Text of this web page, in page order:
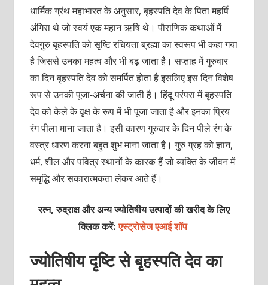
धार्मिक ग्रंथ महाभारत के अनुसार, बृहस्पति देव के पिता महर्षि
अंगिरा थे जो स्वयं एक महान ऋषि थे। पौराणिक कथाओं में
देवगुरु बृहस्पति को सृष्टि रचियता ब्रह्मा का स्वरूप भी कहा गया
है जिससे उनका महत्व और भी बढ़ जाता है। सप्ताह में गुरुवार
का दिन बृहस्पति देव को समर्पित होता है इसलिए इस दिन विशेष
रूप से उनकी पूजा-अर्चना की जाती है। हिंदू परंपरा में बृहस्पति
देव को केले के वृक्ष के रूप में भी पूजा जाता है और इनका प्रिय
रंग पीला माना जाता है। इसी कारण गुरुवार के दिन पीले रंग के
वस्त्र धारण करना बहुत शुभ माना जाता है। गुरु ग्रह को ज्ञान,
धर्म, शील और पवित्र स्थानों के कारक हैं जो व्यक्ति के जीवन में
समृद्धि और सकारात्मकता लेकर आते हैं।
रत्न, रुद्राक्ष और अन्य ज्योतिषीय उत्पादों की खरीद के लिए
क्लिक करें:एस्ट्रोसेज एआई शॉप
ज्योतिषीय दृष्टि से बृहस्पति देव का